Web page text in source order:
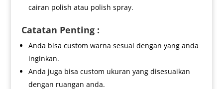
cairan polish atau polish spray.
Catatan Penting :
Anda bisa custom warna sesuai dengan yang anda
inginkan.
Anda juga bisa custom ukuran yang disesuaikan
dengan ruangan anda.